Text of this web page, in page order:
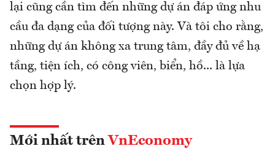
lại cũng cần tìm đến những dự án đáp ứng nhu
cầu đa dạng của đối tượng này. Và tôi cho rằng,
những dự án không xa trung tâm, đầy đủ về hạ
tầng, tiện ích, có công viên, biển, hồ... là lựa
chọn hợp lý.
Mới nhất trên VnEconomy